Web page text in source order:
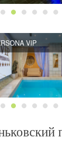
VIP
VIP